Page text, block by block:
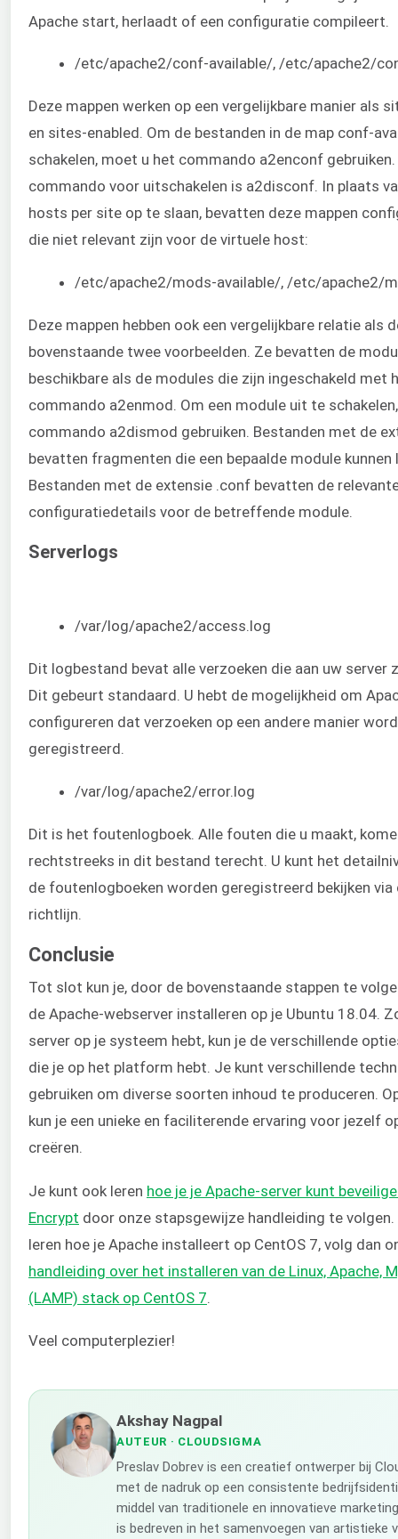
Apache start, herlaadt of een configuratie compileert.
/etc/apache2/conf-available/, /etc/apache2/
Deze mappen werken op een vergelijkbare manier als
en sites-enabled. Om de bestanden in de map conf-
schakelen, moet u het commando a2enconf
commando voor uitschakelen is a2disconf. In plaats
hosts per site op te slaan, bevatten deze mappen
die niet relevant zijn voor de virtuele host:
/etc/apache2/mods-available/, /etc/apache2/
Deze mappen hebben ook een vergelijkbare relatie als
bovenstaande twee voorbeelden. Ze bevatten de
beschikbare als de modules die zijn ingeschakeld met
commando a2enmod. Om een module uit te
commando a2dismod gebruiken. Bestanden met de
bevatten fragmenten die een bepaalde module kunnen
Bestanden met de extensie .conf bevatten de
configuratiedetails voor de betreffende module.
Serverlogs
/var/log/apache2/access.log
Dit logbestand bevat alle verzoeken die aan uw server
Dit gebeurt standaard. U hebt de mogelijkheid om
configureren dat verzoeken op een andere manier
geregistreerd.
/var/log/apache2/error.log
Dit is het foutenlogboek. Alle fouten die u maakt,
rechtstreeks in dit bestand terecht. U kunt het
de foutenlogboeken worden geregistreerd bekijken via
richtlijn.
Conclusie
Tot slot kun je, door de bovenstaande stappen te
de Apache-webserver installeren op je Ubuntu 18.04.
server op je systeem hebt, kun je de verschillende
die je op het platform hebt. Je kunt verschillende
gebruiken om diverse soorten inhoud te produceren.
kun je een unieke en faciliterende ervaring voor jezelf
creëren.
Je kunt ook leren hoe je je Apache-server kunt
Encrypt door onze stapsgewijze handleiding te
leren hoe je Apache installeert op CentOS 7, volg dan
handleiding over het installeren van de Linux, Apache,
(LAMP) stack op CentOS 7
Veel computerplezier!
Akshay Nagpal
AUTEUR · CLOUDSIGMA
Preslav Dobrev is een creatief ontwerper bij
met de nadruk op een consistente
middel van traditionele en innovatieve
is bedreven in het samenvoegen van artistieke